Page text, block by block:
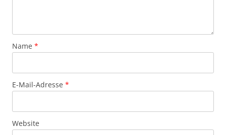
Name *
E-Mail-Adresse *
Website